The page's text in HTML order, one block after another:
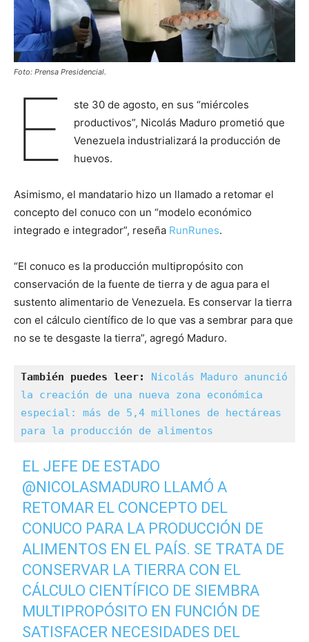
Foto: Prensa Presidencial.
E
ste 30 de agosto, en sus “miércoles
productivos”, Nicolás Maduro prometió que
Venezuela industrializará la producción de
huevos.
Asimismo, el mandatario hizo un llamado a retomar el
concepto del conuco con un “modelo económico
integrado e integrador”, reseña RunRunes.
“El conuco es la producción multipropósito con
conservación de la fuente de tierra y de agua para el
sustento alimentario de Venezuela. Es conservar la tierra
con el cálculo científico de lo que vas a sembrar para que
no se te desgaste la tierra”, agregó Maduro.
También puedes leer:
Nicolás Maduro anunció
la creación de una nueva zona económica
especial: más de 5,4 millones de hectáreas
para la producción de alimentos
EL JEFE DE ESTADO
@NICOLASMADURO LLAMÓ A
RETOMAR EL CONCEPTO DEL
CONUCO PARA LA PRODUCCIÓN DE
ALIMENTOS EN EL PAÍS. SE TRATA DE
CONSERVAR LA TIERRA CON EL
CÁLCULO CIENTÍFICO DE SIEMBRA
MULTIPROPÓSITO EN FUNCIÓN DE
SATISFACER NECESIDADES DEL